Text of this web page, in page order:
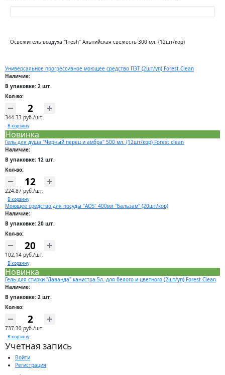
Освежитель воздуха "Fresh" Альпийская свежесть 300 мл. (12шт/кор)
Универсальное прогрессивное моющее средство ПЭТ (2шт/уп) Forest Clean
Наличие:
В упаковке: 2 шт.
Кол-во:
344.33 руб./шт.
В корзину
Новинка
Гель для душа "Черный перец и амбра" 500 мл. (12шт/кор) Forest clean
Наличие:
В упаковке: 12 шт.
Кол-во:
224.87 руб./шт.
В корзину
Моющее средство для посуды "AOS" 400мл "Бальзам" (20шт/кор)
Наличие:
В упаковке: 20 шт.
Кол-во:
102.14 руб./шт.
В корзину
Новинка
Гель для стирки "Лаванда" канистра 5л. для белого и цветного (2шт/уп) Forest Clean
Наличие:
В упаковке: 2 шт.
Кол-во:
737.30 руб./шт.
В корзину
Учетная запись
Войти
Регистрация